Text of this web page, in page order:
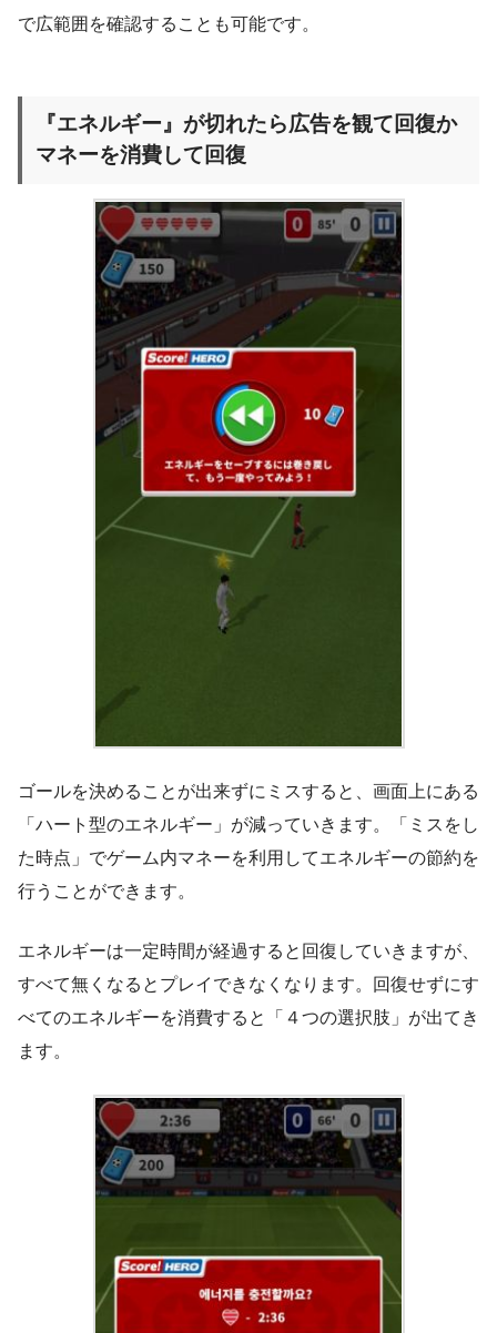
で広範囲を確認することも可能です。
『エネルギー』が切れたら広告を観て回復か
マネーを消費して回復
ゴールを決めることが出来ずにミスすると、画面上にある
「ハート型のエネルギー」が減っていきます。「ミスをし
た時点」でゲーム内マネーを利用してエネルギーの節約を
行うことができます。
エネルギーは一定時間が経過すると回復していきますが、
すべて無くなるとプレイできなくなります。回復せずにす
べてのエネルギーを消費すると「４つの選択肢」が出てき
ます。